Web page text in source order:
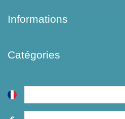
Informations
Catégories